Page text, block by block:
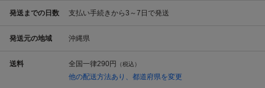
発送までの日数 支払い手続きから3～7日で発送
発送元の地域 沖縄県
送料 全国一律290円 （税込）
他の配送方法あり、都道府県を変更